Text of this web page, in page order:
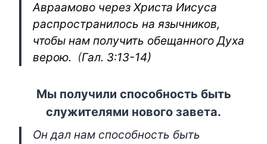
Авраамово через Христа Иисуса
распространилось на язычников,
чтобы нам получить обещанного Духа
верою.
(Гал. 3:13-14)
Мы получили способность быть
служителями нового завета.
Он дал нам способность быть